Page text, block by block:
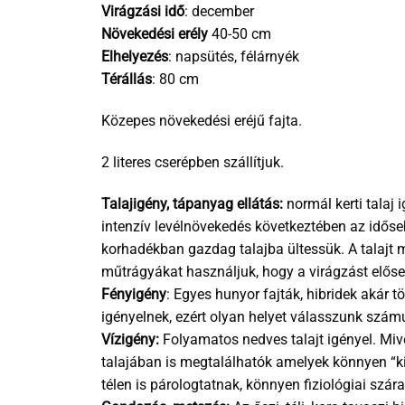
Virágzási idő: december
Növekedési erély 40-50 cm
Elhelyezés: napsütés, félárnyék
Térállás: 80 cm
Közepes növekedési eréjű fajta.
2 literes cserépben szállítjuk.
Talajigény, tápanyag ellátás: normál kerti talaj
intenzív levélnövekedés következtében az
korhadékban gazdag talajba ültessük. A talajt
műtrágyákat használjuk, hogy a virágzást
Fényigény: Egyes hunyor fajták, hibridek akár
igényelnek, ezért olyan helyet válasszunk
Vízigény: Folyamatos nedves talajt igényel.
talajában is megtalálhatók amelyek könnyen
télen is párologtatnak, könnyen fiziológiai